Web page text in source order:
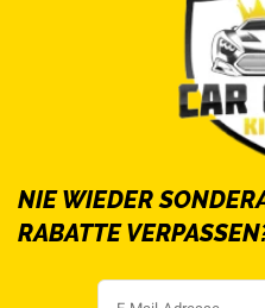
NIE WIEDER
RABATTE